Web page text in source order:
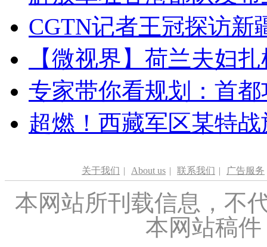
CGTN记者王冠探访新
【微视界】荷兰夫妇
专家带你看规划：首
超燃！西藏军区某特
关于我们 | About us | 联系我们 | 广告服务
本网站所刊载信息，不
本网站稿